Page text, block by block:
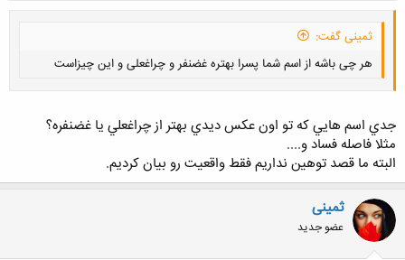
ثمینی گفت:
هر چی باشه از اسم شما پسرا بهتره غضنفر و چراغعلی و این چیزاست
کلیک کنید تا باز شود...
جدي اسم هايي كه تو اون عكس ديدي بهتر از چراغعلي يا غضنفره؟
مثلا فاصله فساد و....
البته ما قصد توهين نداريم فقط واقعيت رو بيان كرديم.
ثمینی
عضو جدید